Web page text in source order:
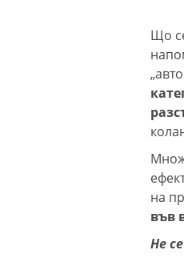
Що
на
във
Не